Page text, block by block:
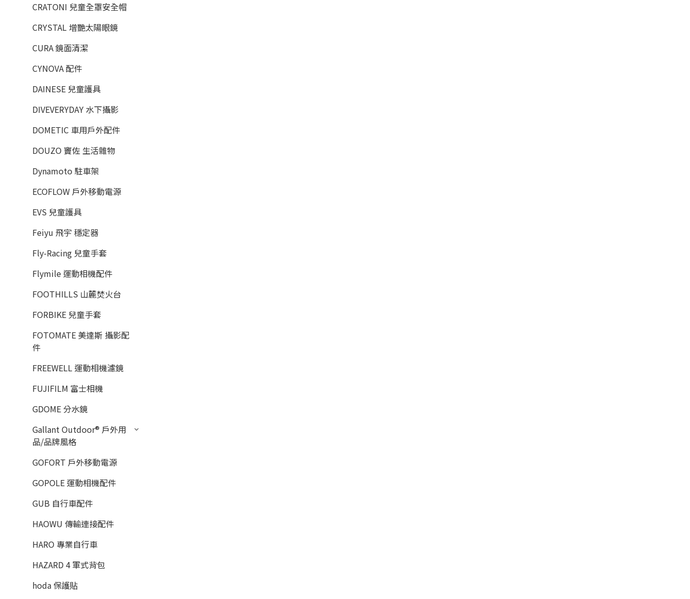
CRATONI 兒童全罩安全帽
CRYSTAL 增艷太陽眼鏡
CURA 鏡面清潔
CYNOVA 配件
DAINESE 兒童護具
DIVEVERYDAY 水下攝影
DOMETIC 車用戶外配件
DOUZO 竇佐 生活雜物
Dynamoto 駐車架
ECOFLOW 戶外移動電源
EVS 兒童護具
Feiyu 飛宇 穩定器
Fly-Racing 兒童手套
Flymile 運動相機配件
FOOTHILLS 山麓焚火台
FORBIKE 兒童手套
FOTOMATE 美達斯 攝影配
件
FREEWELL 運動相機濾鏡
FUJIFILM 富士相機
GDOME 分水鏡
Gallant Outdoor®️ 戶外用
品/品牌風格
GOFORT 戶外移動電源
GOPOLE 運動相機配件
GUB 自行車配件
HAOWU 傳輸連接配件
HARO 專業自行車
HAZARD 4 軍式背包
hoda 保護貼